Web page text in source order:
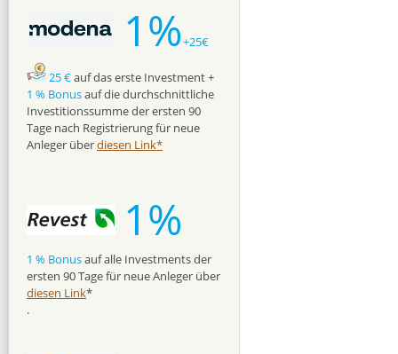
1%+25€
25 €auf das erste Investment +
1 % Bonusauf die durchschnittliche
Investitionssumme der ersten 90
Tage nach Registrierung für neue
Anleger überdiesen Link*
1%
1 % Bonusauf alle Investments der
ersten 90 Tage für neue Anleger über
diesen Link*
.